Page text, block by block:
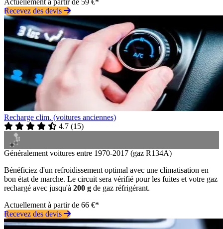
Recevez des devis
Recharge clim. (voitures anciennes)
4.7 (15)
Généralement voitures entre 1970-2017 (gaz R134A)
Bénéficiez d'un refroidissement optimal avec une climatisation en
bon état de marche. Le circuit sera vérifié pour les fuites et votre gaz
rechargé avec jusqu'à 200 g de gaz réfrigérant.
Actuellement à partir de 66 €*
Recevez des devis